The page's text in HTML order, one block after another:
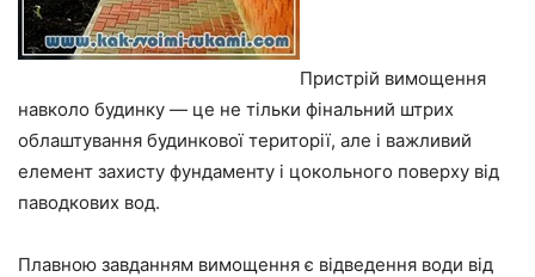
Пристрій вимощення
навколо будинку — це не тільки фінальний штрих
облаштування будинкової території, але і важливий
елемент захисту фундаменту і цокольного поверху від
паводкових вод.
Плавною завданням вимощення є відведення води від